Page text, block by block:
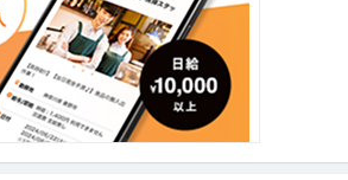
あり 週休2日制
【募集職種】： 学童保育指導員 【業務内容】：
きを見る